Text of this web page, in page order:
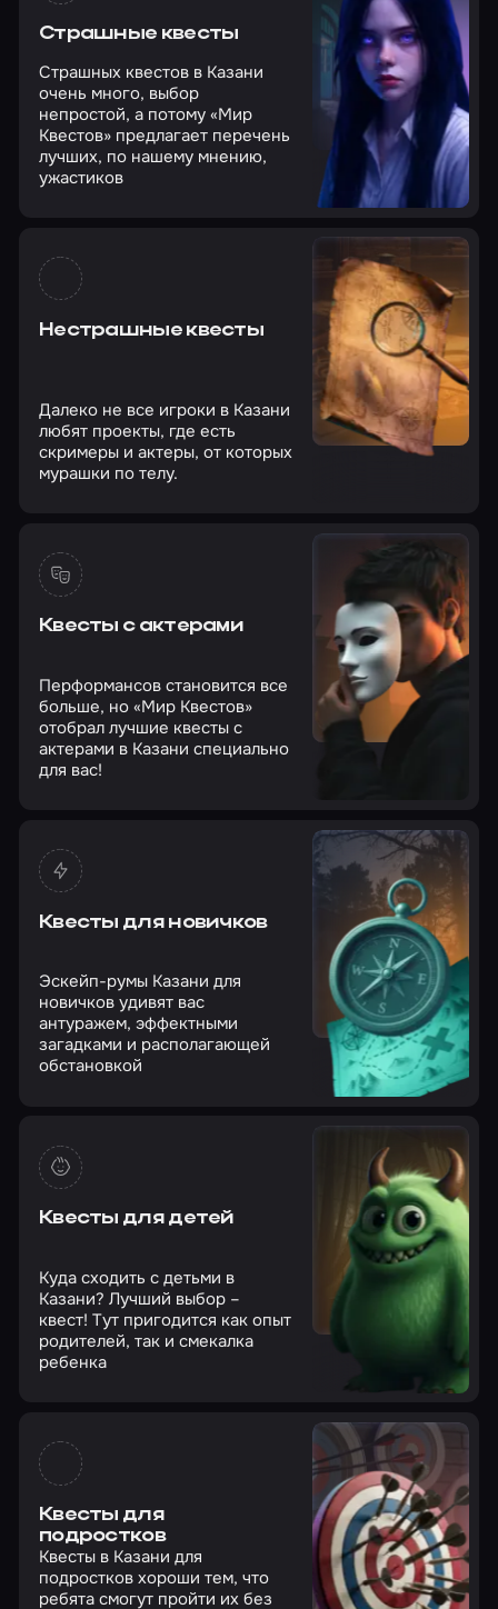
Страшные квесты
Страшных квестов в Казани
очень много, выбор
непростой, а потому «Мир
Квестов» предлагает перечень
лучших, по нашему мнению,
ужастиков
Нестрашные квесты
Далеко не все игроки в Казани
любят проекты, где есть
скримеры и актеры, от которых
мурашки по телу.
Квесты с актерами
Перформансов становится все
больше, но «Мир Квестов»
отобрал лучшие квесты с
актерами в Казани специально
для вас!
Квесты для новичков
Эскейп-румы Казани для
новичков удивят вас
антуражем, эффектными
загадками и располагающей
обстановкой
Квесты для детей
Куда сходить с детьми в
Казани? Лучший выбор –
квест! Тут пригодится как опыт
родителей, так и смекалка
ребенка
Квесты для
подростков
Квесты в Казани для
подростков хороши тем, что
ребята смогут пройти их без